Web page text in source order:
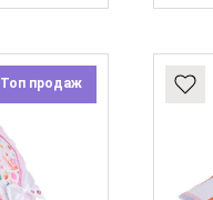
Топ продаж